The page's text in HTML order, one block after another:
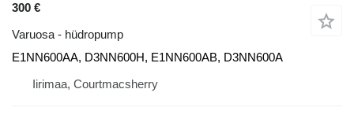
300 €
Varuosa - hüdropump
E1NN600AA, D3NN600H, E1NN600AB, D3NN600A
Iirimaa, Courtmacsherry